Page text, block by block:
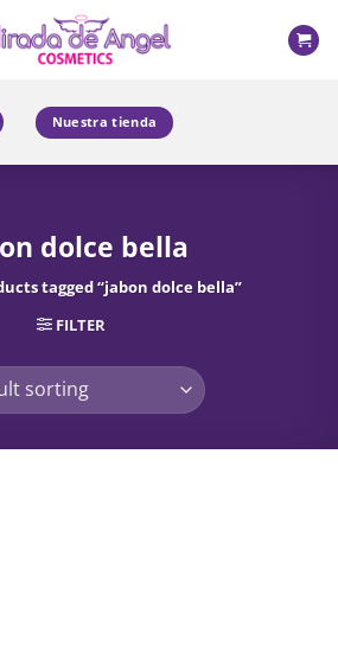
Nuestra tienda
dolce bella
tagged “jabon dolce bella”
FILTER